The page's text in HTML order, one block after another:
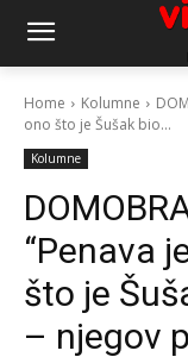
Home Kolumne
ono što je Šušak bio...
Kolumne
“Penava
što je
– njegov